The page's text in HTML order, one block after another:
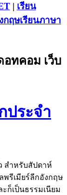
| เรียน
กฤษเรียนภาษา
อทคอม เว็บ
ประจำ
สำหรับสัปดาห์
พรีเมียร์ลีกอังกฤษ
ะก็เป็นธรรมเนียม